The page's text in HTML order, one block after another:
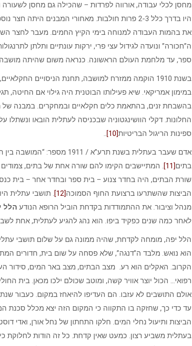
מחסן לכלי עבודה, אורווה לפרדות – שהכילה גם מחסן
היו בדרך כלל 2-3 פרות חולבות. מאחורי המבנים
את בהמות העבודה למנוחה בימי הקיץ החמים. מעבר לחצר
ה”חכורה” ונועדה לגידול עצי פרי, ירקות עונתיים ותלתן
ספר, עד מלחמת העולם הראשונה. כנראה משום שהיתה
בשנת 1910 הוקמה ממזרח למושבה, תחנת הניסויים החקלאיים, על ידי האגרונום
במימון אמריקאי. שיא פעילותו הבוטנית היה גילוי אם
בהשבחת זנים, בהתאמת כלים חקלאיים ובמחקרים. במבנה של
החלונות. דקלי הוושינגטוניה שבכניסה לעתלית הובאו ונשתלו
ספינות הריגול הבריטיות[10]
..
אדם שעבר בעתלית בשנת תרע”א /
בתים[11]
. המתיישבים הקימו להם שורה אחת של בתים,
שורת הבתים, היה בחדר צנוע – בית ספר ובחדר אחר – בית
הביצות שהשתרעו ברצועת החוף הסמוכה[12]
. תושבי עתלית
מנהל וציבור. את ההתמודדות בקדחת הוביל הרופא הנודע הלל
לאחר כמה שנים כפקיד ביפו. הוא נהג להגיע לעתלית, אחת
הלל יפה, מומחה לקדחת, שהיה ממונה גם על שלום תושבי
הוא נואש. מלבד ה”דנגה”, שלא פסחה על שום בית, חדורים
הקרוב. האקלים הוא רע. מצב הבתים, מצב באר המים, סידור
רפואי… הכול יוצר אוויר קשה, ומוטב שכולם ילכו מכאן. בית
אולם התושבים לא עזבו. הם העדיפו להיאחז במקום. כעבור
עד כדי כך, שחזקה בו התקווה כי המקום הזה יצא מכלל סכנת
הביצות ותיעול נחלי המים. חלקו התחתון של נחל אורן, ואדי
בעתלית משביע רצון. כמעט שאין קדחת. כל זה הודות לחלוקת